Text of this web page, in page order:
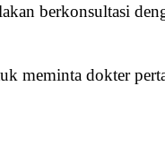
berkonsultasi
meminta dokter